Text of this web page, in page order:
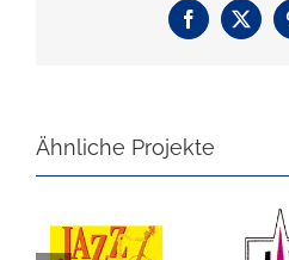
Facebook
X
Ähnliche Projekte